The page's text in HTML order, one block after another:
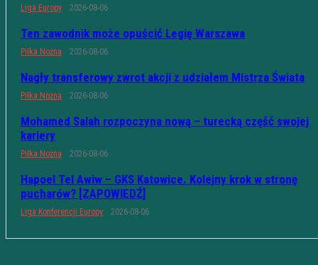
Liga Europy 2026-08-06
Ten zawodnik może opuścić Legię Warszawa
Piłka Nożna 2026-08-06
Nagły transferowy zwrot akcji z udziałem Mistrza Świata
Piłka Nożna 2026-08-06
Mohamed Salah rozpoczyna nową – turecką część swojej
kariery
Piłka Nożna 2026-08-06
Hapoel Tel Awiw – GKS Katowice. Kolejny krok w stronę
pucharów? [ZAPOWIEDŹ]
Liga Konferencji Europy 2026-08-06